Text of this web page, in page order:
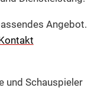
Angebot.
und Schauspieler